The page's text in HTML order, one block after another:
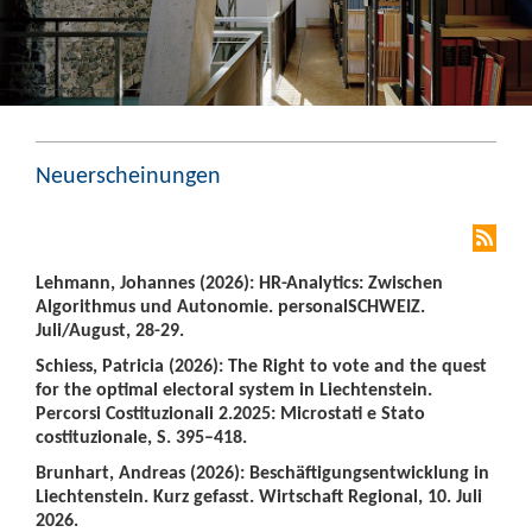
Neuerscheinungen
Lehmann, Johannes (2026): HR-Analytics: Zwischen
Algorithmus und Autonomie. personalSCHWEIZ.
Juli/August, 28-29.
Schiess, Patricia (2026): The Right to vote and the quest
for the optimal electoral system in Liechtenstein.
Percorsi Costituzionali 2.2025: Microstati e Stato
costituzionale, S. 395–418.
Brunhart, Andreas (2026): Beschäftigungsentwicklung in
Liechtenstein. Kurz gefasst. Wirtschaft Regional, 10. Juli
2026.